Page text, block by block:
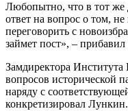
Любопытно, что в тот же
ответ на вопрос о том,
переговорить с
займет пост», –
Замдиректора
вопросов исторической
наряду с
конкретизировал Лункин.